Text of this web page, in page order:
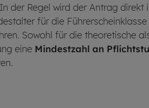
der Regel wird der Antrag direkt
für die
Sowohl für die theoretische
eine Mindestzahl an